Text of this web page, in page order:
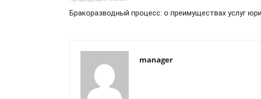
Бракоразводный процесс: о преимуществах услуг
manager